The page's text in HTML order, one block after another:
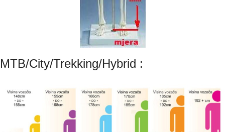
MTB/City/Trekking/Hybrid :